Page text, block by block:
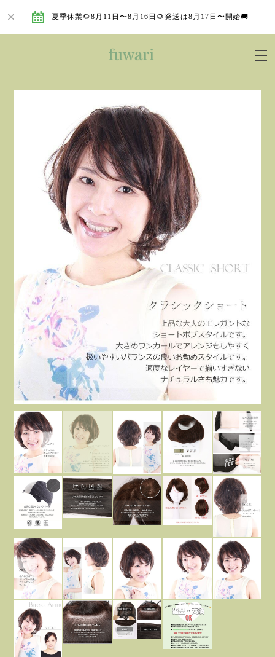
夏季休業🌻8月11日〜8月16日🌻発送は8月17日〜開始🚚